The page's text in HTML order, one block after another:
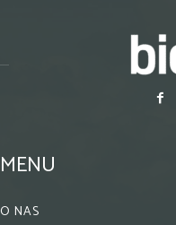
MENU
O NAS